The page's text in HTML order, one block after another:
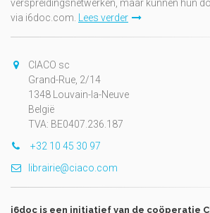
verspreidingsnetwerken, maar kunnen hun
via i6doc.com.
Lees verder
CIACO sc
Grand-Rue, 2/14
1348 Louvain-la-Neuve
België
TVA: BE0407.236.187
+32 10 45 30 97
librairie@ciaco.com
i6doc is een initiatief van de coöperatie